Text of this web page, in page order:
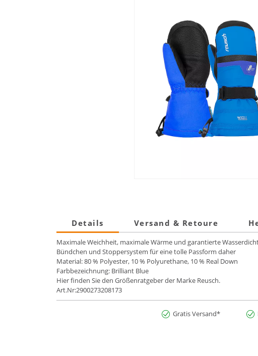
Details Versand & Retoure
Maximale Weichheit, maximale Wärme und garantierte
Bündchen und Stoppersystem für eine tolle Passform daher
Material: 80 % Polyester, 10 % Polyurethane, 10 % Real Down
Farbbezeichnung: Brilliant Blue
Hier finden Sie den Größenratgeber der Marke Reusch.
Art.Nr:2900273208173
Gratis Versand*